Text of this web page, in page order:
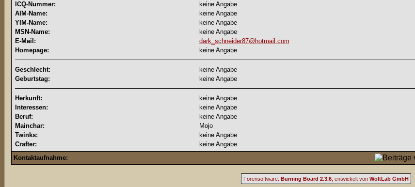
ICQ-Nummer:
keine Angabe
AIM-Name:
keine Angabe
YIM-Name:
keine Angabe
MSN-Name:
keine Angabe
E-Mail:
dark_schneider87@hotmail.com
Homepage:
keine Angabe
Geschlecht:
keine Angabe
Geburtstag:
keine Angabe
Herkunft:
keine Angabe
Interessen:
keine Angabe
Beruf:
keine Angabe
Mainchar:
Mojo
Twinks:
keine Angabe
Crafter:
keine Angabe
Kontaktaufnahme:
Forensoftware: Burning Board 2.3.6, entwickelt von WoltLab GmbH